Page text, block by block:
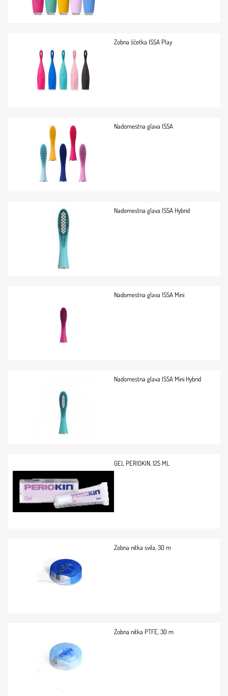
Zobna ščetka ISSA Play
Nadomestna glava ISSA
Nadomestna glava ISSA Hybrid
Nadomestna glava ISSA Mini
Nadomestna glava ISSA Mini Hybrid
GEL PERIOKIN, 125 ML
Zobna nitka svila, 30 m
Zobna nitka PTFE, 30 m